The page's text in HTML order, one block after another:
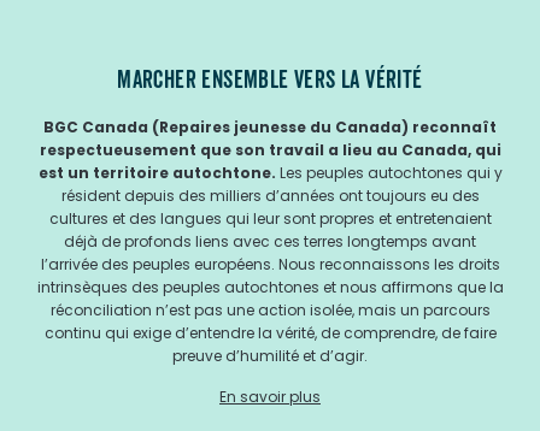
MARCHER ENSEMBLE VERS LA VÉRITÉ
BGC Canada (Repaires jeunesse du Canada) reconnaît
respectueusement que son travail a lieu au Canada, qui
est un territoire autochtone. Les peuples autochtones qui y
résident depuis des milliers d’années ont toujours eu des
cultures et des langues qui leur sont propres et entretenaient
déjà de profonds liens avec ces terres longtemps avant
l’arrivée des peuples européens. Nous reconnaissons les droits
intrinsèques des peuples autochtones et nous affirmons que la
réconciliation n’est pas une action isolée, mais un parcours
continu qui exige d’entendre la vérité, de comprendre, de faire
preuve d’humilité et d’agir.
En savoir plus